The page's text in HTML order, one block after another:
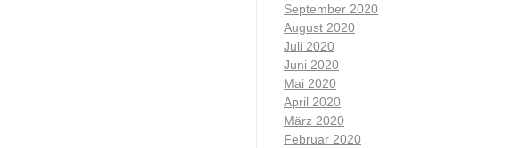
September 2020
August 2020
Juli 2020
Juni 2020
Mai 2020
April 2020
März 2020
Februar 2020